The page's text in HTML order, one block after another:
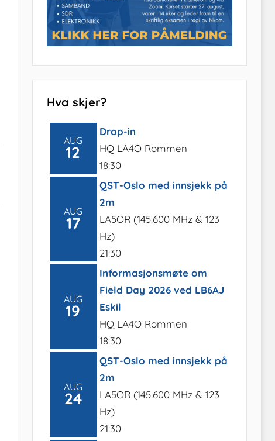
Hva skjer?
AUG
12
Drop-in
HQ LA4O Rommen
18:30
AUG
17
QST-Oslo med innsjekk på
2m
LA5OR (145.600 MHz & 123
Hz)
21:30
AUG
19
Informasjonsmøte om
Field Day 2026 ved LB6AJ
Eskil
HQ LA4O Rommen
18:30
AUG
24
QST-Oslo med innsjekk på
2m
LA5OR (145.600 MHz & 123
Hz)
21:30